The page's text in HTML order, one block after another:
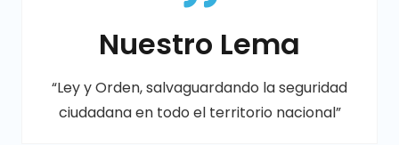
Nuestro Lema
“Ley y Orden, salvaguardando la seguridad
ciudadana en todo el territorio nacional”